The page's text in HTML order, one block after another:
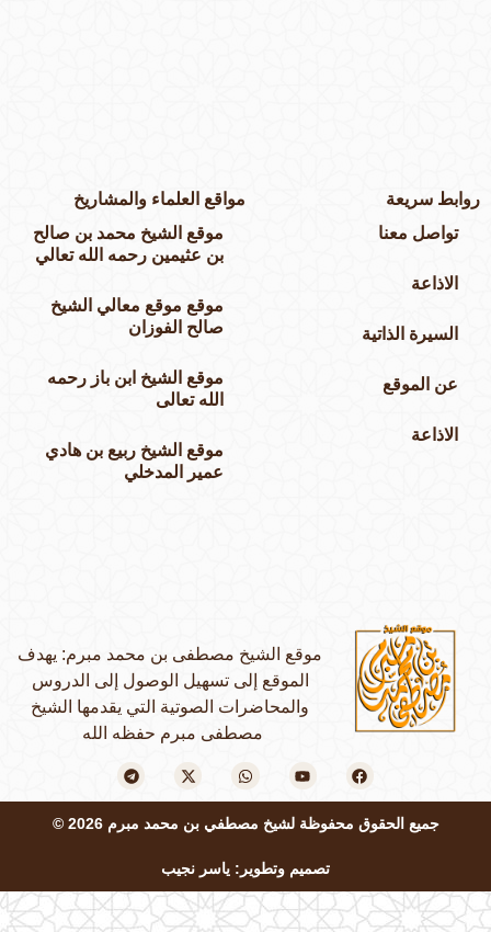
موقع الشيخ مصطفى بن محمد مبرم: يهدف
الموقع إلى تسهيل الوصول إلى الدروس
والمحاضرات الصوتية التي يقدمها الشيخ
مصطفى مبرم حفظه الله
سريعة
تواصل معنا
الاذاعة
السيرة الذاتية
عن الموقع
الاذاعة
مواقع العلماء والمشاريخ
موقع الشيخ محمد بن صالح
بن عثيمين رحمه الله تعالي
موقع موقع معالي الشيخ
صالح الفوزان
موقع الشيخ ابن باز رحمه
الله تعالى
موقع الشيخ ربيع بن هادي
عمير المدخلي
جميع الحقوق محفوظة لشيخ مصطفي بن محمد مبرم 2026 ©
تصميم وتطوير: ياسر نجيب